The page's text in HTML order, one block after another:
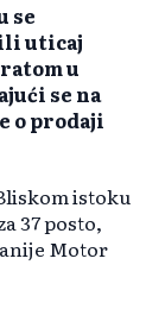
se
uticaj
u
se na
o prodaji
istoku
37 posto,
Motor